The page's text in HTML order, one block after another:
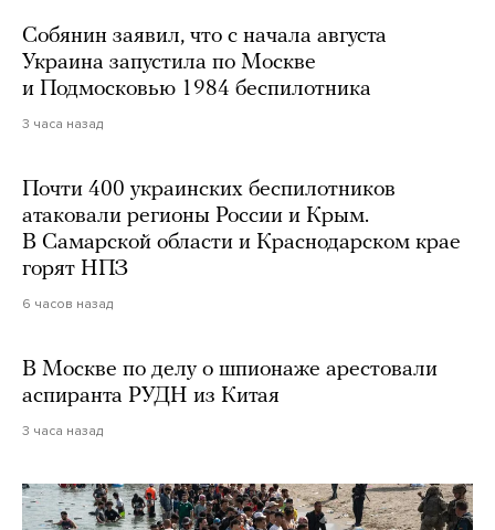
Собянин заявил, что с начала августа
Украина запустила по Москве
и Подмосковью 1984 беспилотника
3 часа назад
Почти 400 украинских беспилотников
атаковали регионы России и Крым.
В Самарской области и Краснодарском крае
горят НПЗ
6 часов назад
В Москве по делу о шпионаже арестовали
аспиранта РУДН из Китая
3 часа назад